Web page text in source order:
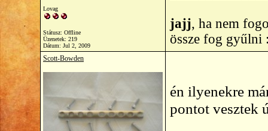
Lovag
Státusz: Offline
Üzenetek: 219
Dátum: Jul 2, 2009
jajj, ha nem
össze fog gyűlni
Scott-Bowden
én ilyenekre
pontot vesztek